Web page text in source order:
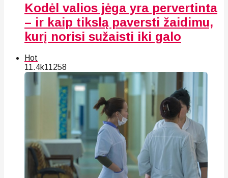
Kodėl valios jėga yra pervertinta
– ir kaip tikslą paversti žaidimu,
kurį norisi sužaisti iki galo
Hot
11.4k11258